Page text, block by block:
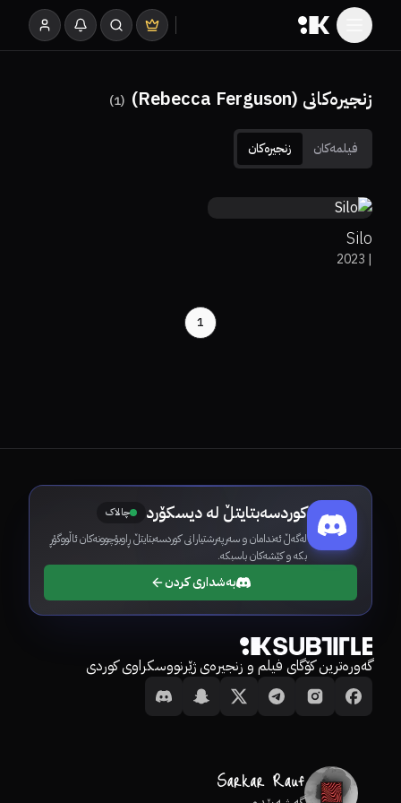
زنجیرەکانی (Rebecca Ferguson) (
1
)
فیلمەکان زنجیرەکان
Silo
|
2023
1
کوردسەبتایتڵ لە دیسکۆرد چالاک
لەگەڵ ئەندامان و سەرپەرشتیارانی کوردسەبتایتڵ ڕاوبۆچوونەکان ئاڵووگۆڕ
بکە و کێشەکان باسبکە.
بەشداری کردن
گەورەترین کۆگای فیلم و زنجیرەی ژێرنووسکراوی کوردی